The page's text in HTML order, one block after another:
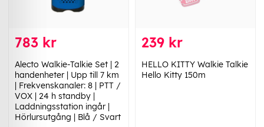
783 kr
Alecto Walkie-Talkie Set | 2
handenheter | Upp till 7 km
| Frekvenskanaler: 8 | PTT /
VOX | 24 h standby |
Laddningsstation ingår |
Hörlursutgång | Blå / Svart
239 kr
HELLO KITTY Walkie Talkie
Hello Kitty 150m